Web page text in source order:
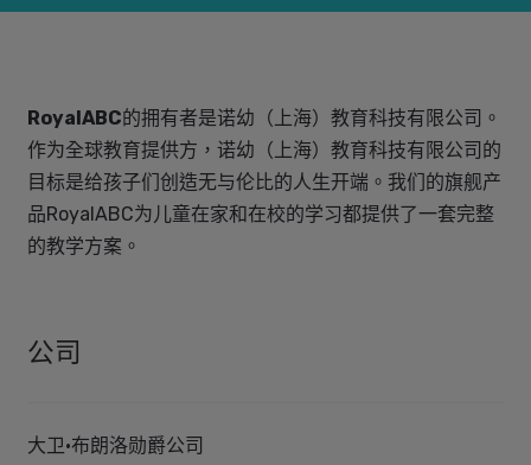
RoyalABC的拥有者是诺幼（上海）教育科技有限公司。
作为全球教育提供方，诺幼（上海）教育科技有限公司的
目标是给孩子们创造无与伦比的人生开端。我们的旗舰产
品RoyalABC为儿童在家和在校的学习都提供了一套完整
的教学方案。
公司
大卫·布朗洛勋爵公司